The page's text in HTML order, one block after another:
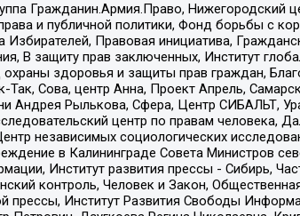
Гражданин.Армия.Право, Нижегородский
и публичной политики, Фонд борьбы с
Избирателей, Правовая инициатива,
В защиту прав заключенных, Институт
охраны здоровья и защиты прав граждан,
Так, Сова, центр Анна, Проект Апрель,
Андрея Рылькова, Сфера, Центр СИБАЛЬТ,
центр по правам человека,
независимых социологических
в Калининграде Совета Министров
Институт развития прессы - Сибирь,
контроль, Человек и Закон,
прессы, Институт Развития Свободы